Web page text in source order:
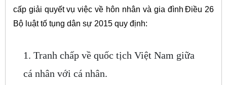
cấp giải quyết vụ việc về hôn nhân và gia đình Điều 26
Bộ luật tố tụng dân sự 2015 quy định:
1. Tranh chấp về quốc tịch Việt Nam giữa
cá nhân với cá nhân.